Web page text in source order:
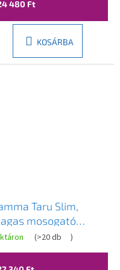
480 Ft
KOSÁRBA
Taru Slim,
mosogató
h-400, bézs
GMA-BTS-BPG
(>20 db )